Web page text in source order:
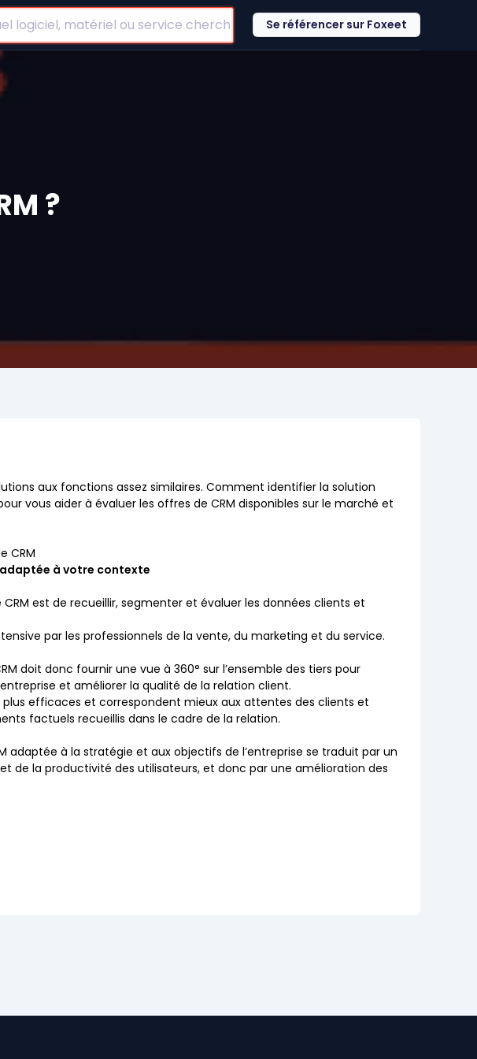
Se référencer sur Foxeet
?
aux fonctions assez similaires. Comment identifier la solution
vous aider à évaluer les offres de CRM disponibles sur le marché et
CRM
à votre contexte
est de recueillir, segmenter et évaluer les données clients et
par les professionnels de la vente, du marketing et du service.
doit donc fournir une vue à 360° sur l’ensemble des tiers pour
et améliorer la qualité de la relation client.
efficaces et correspondent mieux aux attentes des clients et
factuels recueillis dans le cadre de la relation.
adaptée à la stratégie et aux objectifs de l’entreprise se traduit par un
de la productivité des utilisateurs, et donc par une amélioration des